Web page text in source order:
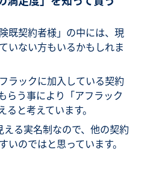
既契約者様」の中には、現
いない方もいるかもしれま
ラックに加入している契約
らう事により「アフラック
と考えています。
る実名制なので、他の契約
のではと思っています。